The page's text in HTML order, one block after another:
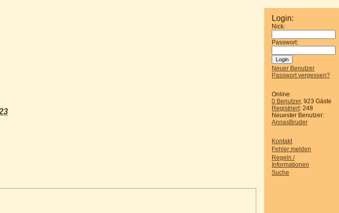
Login:
Nick:
Passwort:
Neuer Benutzer
Passwort vergessen?
Online:
0 Benutzer, 923 Gäste
Registriert: 248
Neuester Benutzer:
AnnasBruder
Kontakt
Fehler melden
Regeln /
Informationen
Suche